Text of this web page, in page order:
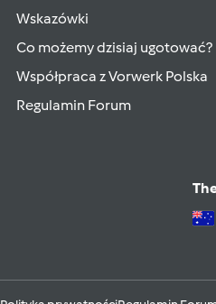
Wskazówki
Co możemy dzisiaj ugotować?
Współpraca z Vorwerk Polska
Regulamin Forum